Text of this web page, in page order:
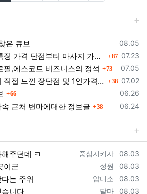
등록일
08.05
은 큐브
등록일
07.23
나트랑 유흥 에코걸 특징 가격 단점부터 마사지 가라오케 알아보기 댓글
87
등록일
07.05
필,에스코트 비즈니스의 정석 댓글
73
등록일
07.02
방콕 변마투어 하면서 직접 느낀 장단점 및 1인가격 소개 댓글
38
등록일
06.26
댓글
66
등록일
06.24
근처 변마에대한 정보글 댓글
38
등록자
중심지키자 등록일
08.03
주던데 ㅋ
등록자
성원 등록일
08.03
이군
등록자
압디소 등록일
08.03
는 주위
등록자
달마 등록일
08.03
니다